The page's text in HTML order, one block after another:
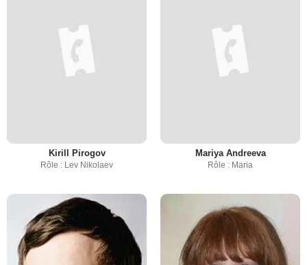
Kirill Pirogov
Rôle : Lev Nikolaev
Mariya Andreeva
Rôle : Maria